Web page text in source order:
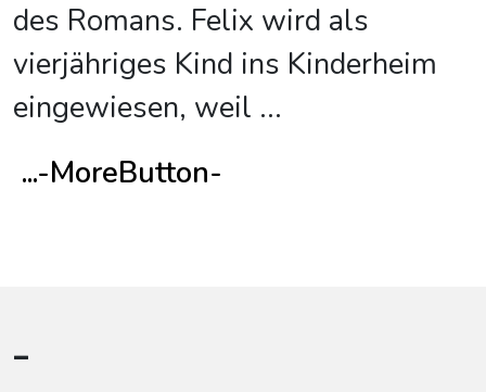
des Romans. Felix wird als
vierjähriges Kind ins Kinderheim
eingewiesen, weil ...
...-MoreButton-
-